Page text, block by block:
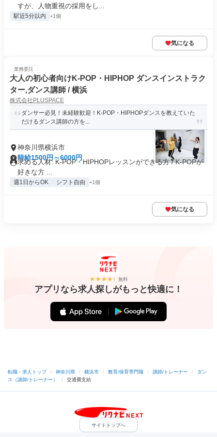
すが、人物重視の採用をし...
駅近5分以内 +1個
気になる
業務委託
大人の初心者向けK-POP・HIPHOP ダンスインストラク
ター,ダンス講師 / 横浜
株式会社PLUSPACE
ダンサー必見！未経験歓迎！K-POP・HIPHOPダンスを教えていた
だけるダンス講師の方を...
神奈川県横浜市
時給1500円～6000円
求める人材: K-POP・HIPHOPレッスンができる方 / K-POPが
好きな方 ...
週1日からOK シフト自由 +1個
気になる
無料
アプリなら求人探しがもっと快適に！
転職・求人トップ / 神奈川県 / 横浜市 / 教育/保育専門職 / 講師/トレーナー /
ダン
ス（講師/トレーナー）
/ 交通費支給
サイトトップへ